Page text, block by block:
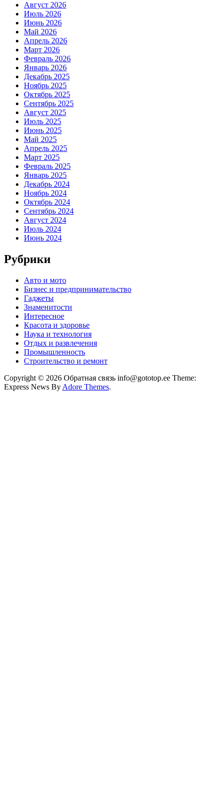
Август 2026
Июль 2026
Июнь 2026
Май 2026
Апрель 2026
Март 2026
Февраль 2026
Январь 2026
Декабрь 2025
Ноябрь 2025
Октябрь 2025
Сентябрь 2025
Август 2025
Июль 2025
Июнь 2025
Май 2025
Апрель 2025
Март 2025
Февраль 2025
Январь 2025
Декабрь 2024
Ноябрь 2024
Октябрь 2024
Сентябрь 2024
Август 2024
Июль 2024
Июнь 2024
Рубрики
Авто и мото
Бизнес и предпринимательство
Гаджеты
Знаменитости
Интересное
Красота и здоровье
Наука и технология
Отдых и развлечения
Промышленность
Строительство и ремонт
Copyright © 2026 Обратная связь info@gototop.ee Theme:
Express News By Adore Themes.